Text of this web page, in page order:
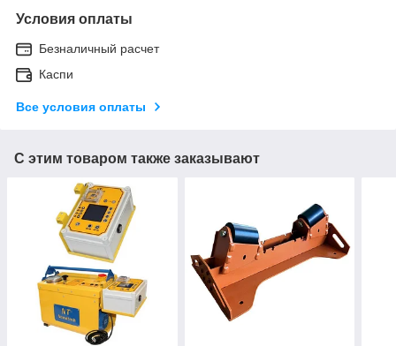
Условия оплаты
Безналичный расчет
Каспи
Все условия оплаты
С этим товаром также заказывают